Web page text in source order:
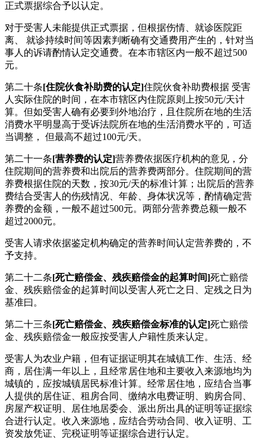
正式票据综合予以认定。
对于受害人未能提供正式票据，但根据伤情、就诊医院距
离、 就诊持续时间等因素判断确有交通费用产生的，针对当
事人的诉请酌情认定交通费。在本市辖区内一般不超过500
元。
第二十条[住院伙食补助费的认定]住院伙食补助费根据 受害
人实际住院的时间，在本市辖区内住院原则上按50元/天计
算。但如受害人确有必要到外地治疗，且住院所在地的生活
消费水平明显高于受诉法院所在地的生活消费水平的，可适
当调整， 但最高不超过100元/天。
第二十一条[营养费的认定]营养费依据医疗机构的意见，分
住院期间的营养费和出院后的营养费两部分。住院期间的营
养费根据住院的天数，按30元/天的标准计算；出院后的营养
费结合受害人的伤残情况、年龄、身体状况等，酌情确定营
养费的金额，一般不超过500元。两部分营养费总额一般不
超过2000元。
受害人请求依据鉴定机构确定的营养时间认定营养费的，不
予支持。
第二十二条[死亡赔偿金、残疾赔偿金的起算时间]死亡赔偿
金、残疾赔偿金的起算时间以受害人死亡之日、定残之日为
基准曰。
第二十三条[死亡赔偿金、残疾赔偿金标准的认定]死亡赔偿
金、残疾赔偿金一般应按受害人户籍性质来认定。
受害人为农业户籍，但有证据证明其在城镇工作、生活、经
商，居住满一年以上，且经常居住地和主要收入来源地均为
城镇的，应按城镇居民标准计算。经常居住地，应结合当事
人提供的居住证、租房合同、缴纳水电费证明、购房合同、
房屋产权证明、居住地居委会、派出所出具的证明等证据综
合进行认定。收入来源地，应结合劳动合同、收入证明、工
资发放凭证、完税证明等证据综合进行认定。